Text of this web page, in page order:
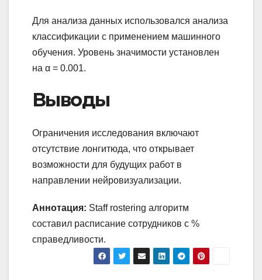
Для анализа данных использовался анализа
классификации с применением машинного
обучения. Уровень значимости установлен
на α = 0.001.
Выводы
Ограничения исследования включают
отсутствие лонгитюда, что открывает
возможности для будущих работ в
направлении нейровизуализации.
Аннотация: Staff rostering алгоритм
составил расписание сотрудников с %
справедливости.